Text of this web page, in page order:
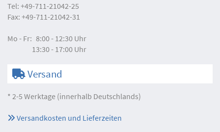
Tel: +49-711-21042-25
Fax: +49-711-21042-31
Mo - Fr: 8:00 - 12:30 Uhr
13:30 - 17:00 Uhr
Versand
* 2-5 Werktage (innerhalb Deutschlands)
Versandkosten und Lieferzeiten